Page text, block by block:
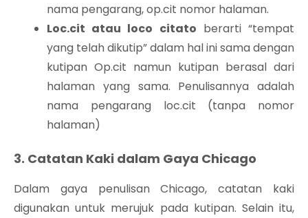
nama pengarang, op.cit nomor halaman.
Loc.cit atau loco citato berarti “tempat
yang telah dikutip” dalam hal ini sama dengan
kutipan Op.cit namun kutipan berasal dari
halaman yang sama. Penulisannya adalah
nama pengarang loc.cit (tanpa nomor
halaman)
3. Catatan Kaki dalam Gaya Chicago
Dalam gaya penulisan Chicago, catatan kaki
digunakan untuk merujuk pada kutipan. Selain itu,